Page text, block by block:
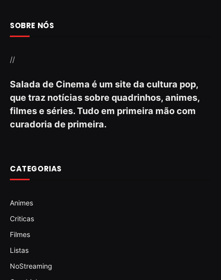
SOBRE NÓS
//
Salada de Cinema é um site da cultura pop,
que traz notícias sobre quadrinhos, animes,
filmes e séries. Tudo em primeira mão com
curadoria de primeira.
CATEGORIAS
Animes
Criticas
Filmes
Listas
NoStreaming